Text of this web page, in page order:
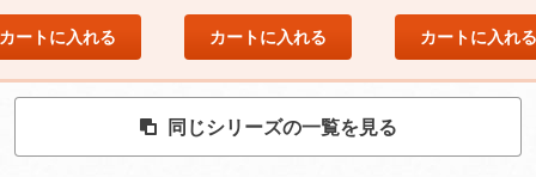
カートに入れる カートに入れる カートに入れる
同じシリーズの一覧を見る